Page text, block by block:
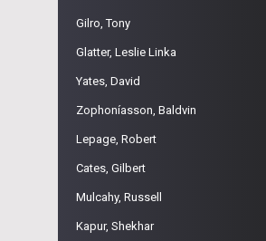
Gilro, Tony
Glatter, Leslie Linka
Yates, David
Zophoníasson, Baldvin
Lepage, Robert
Cates, Gilbert
Mulcahy, Russell
Kapur, Shekhar